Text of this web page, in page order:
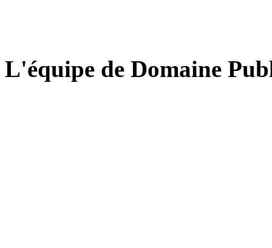
L'équipe de Domaine